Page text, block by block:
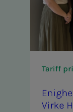
Tariff
Vir­­­ke